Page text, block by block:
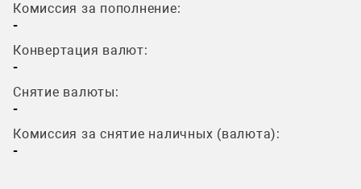
Комиссия за пополнение:
-
Конвертация валют:
-
Снятие валюты:
-
Комиссия за снятие наличных (валюта):
-